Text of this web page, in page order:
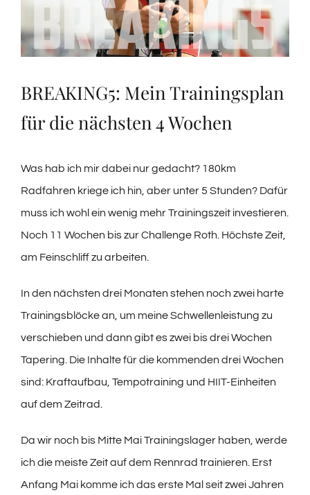
BREAKING5: Mein Trainingsplan
für die nächsten 4 Wochen
Was hab ich mir dabei nur gedacht? 180km
Radfahren kriege ich hin, aber unter 5 Stunden? Dafür
muss ich wohl ein wenig mehr Trainingszeit investieren.
Noch 11 Wochen bis zur Challenge Roth. Höchste Zeit,
am Feinschliff zu arbeiten.
In den nächsten drei Monaten stehen noch zwei harte
Trainingsblöcke an, um meine Schwellenleistung zu
verschieben und dann gibt es zwei bis drei Wochen
Tapering. Die Inhalte für die kommenden drei Wochen
sind: Kraftaufbau, Tempotraining und HIIT-Einheiten
auf dem Zeitrad.
Da wir noch bis Mitte Mai Trainingslager haben, werde
ich die meiste Zeit auf dem Rennrad trainieren. Erst
Anfang Mai komme ich das erste Mal seit zwei Jahren